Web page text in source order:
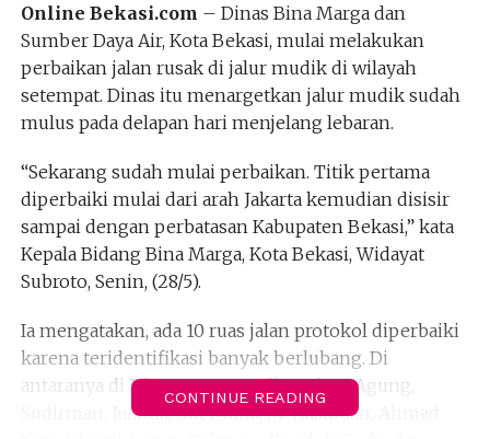
Online Bekasi.com – Dinas Bina Marga dan
Sumber Daya Air, Kota Bekasi, mulai melakukan
perbaikan jalan rusak di jalur mudik di wilayah
setempat. Dinas itu menargetkan jalur mudik sudah
mulus pada delapan hari menjelang lebaran.
“Sekarang sudah mulai perbaikan. Titik pertama
diperbaiki mulai dari arah Jakarta kemudian disisir
sampai dengan perbatasan Kabupaten Bekasi,” kata
Kepala Bidang Bina Marga, Kota Bekasi, Widayat
Subroto, Senin, (28/5).
Ia mengatakan, ada 10 ruas jalan protokol diperbaiki
karena teridentifikasi banyak berlubang. Di
antaranya di Jalan KH. Noer Alie, Sultan Agung,
Sudirman, Juanda, Cut Mutia, M. Hasibuan, Ahmad
CONTINUE READING